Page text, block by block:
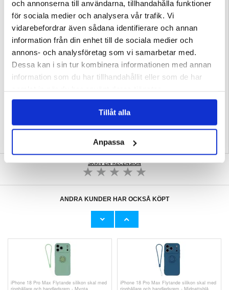
och annonserna till användarna, tillhandahålla funktioner
för sociala medier och analysera vår trafik. Vi
vidarebefordrar även sådana identifierare och annan
information från din enhet till de sociala medier och
annons- och analysföretag som vi samarbetar med.
Dessa kan i sin tur kombinera informationen med annan
information som du har tillhandahållit eller som de har
Tillåt alla
Anpassa
DUX DUCIS Vyne Series-fodralet är perfekt för användare som vill ha ett
strukturen ger bättre grepp och elegans, medan TPU-strukturen, de förstärkta
kanterna och den gångjärnsvänliga designen hjälper till att skydda Samsung
Galaxy Z Fold8 under daglig användning.
Intressanta fakta om fodral till vikbara telefoner
eftersom de måste skydda enheten utan att hindra gångjärnets rörelse.
Magnetiska fodral blir också allt populärare eftersom de underlättar
användningen av kompatibla laddare, hållare och andra tillbehör.
Förpackning:Euroblister
Relaterade kategorier:Mobiltillbehör,Samsung Skal & Tillbehör,Samsung
SKRIV EN RECENSION
ANDRA KUNDER HAR OCKSÅ KÖPT
E02 Smarta AI-glasögon med kamera,
iPhone 18 Pro Max Flytande silikon skal med
iPhone 18 Pro Max Flytande silikon skal med
ringhållare och handledsrem - Mynta
iPhone 18 Pro Max Flytande silikon skal med
ringhållare och handledsrem - Midnattsblå